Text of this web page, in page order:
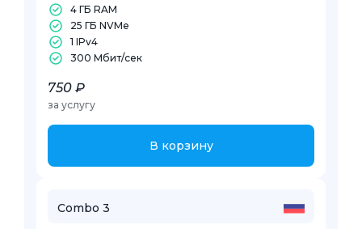
4 ГБ RAM
25 ГБ NVMe
1 IPv4
300 Mбит/сек
750 ₽
за услугу
В корзину
Combo 3